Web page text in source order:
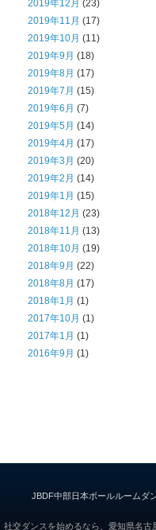
2019年12月 (23)
2019年11月 (17)
2019年10月 (11)
2019年9月 (18)
2019年8月 (17)
2019年7月 (15)
2019年6月 (7)
2019年5月 (14)
2019年4月 (17)
2019年3月 (20)
2019年2月 (14)
2019年1月 (15)
2018年12月 (23)
2018年11月 (13)
2018年10月 (19)
2018年9月 (22)
2018年8月 (17)
2018年1月 (1)
2017年10月 (1)
2017年1月 (1)
2016年9月 (1)
JBDF中部日本ボールルームダ
社交ダンスを始めるなら、愛知県名